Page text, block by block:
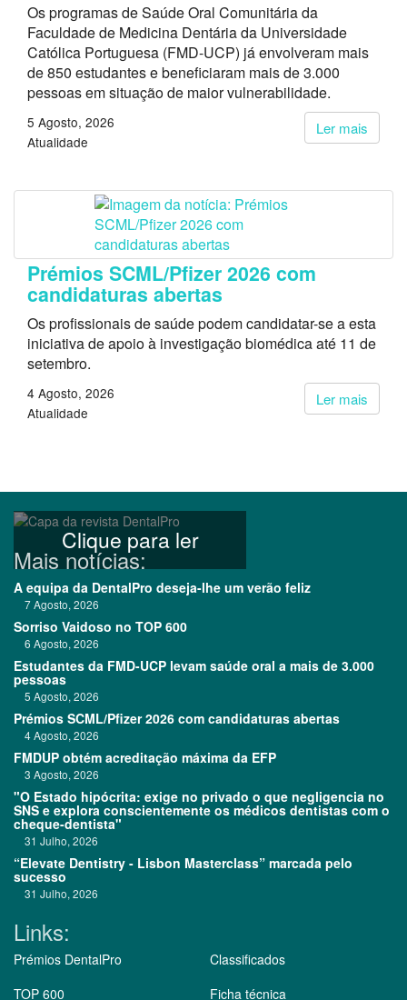
Os programas de Saúde Oral Comunitária da
Faculdade de Medicina Dentária da Universidade
Católica Portuguesa (FMD-UCP) já envolveram mais
de 850 estudantes e beneficiaram mais de 3.000
pessoas em situação de maior vulnerabilidade.
Ler mais
5 Agosto, 2026
Atualidade
Prémios SCML/Pfizer 2026 com
candidaturas abertas
Os profissionais de saúde podem candidatar-se a esta
iniciativa de apoio à investigação biomédica até 11 de
setembro.
Ler mais
4 Agosto, 2026
Atualidade
Clique para ler
Mais notícias:
A equipa da DentalPro deseja-lhe um verão feliz
7 Agosto, 2026
Sorriso Vaidoso no TOP 600
6 Agosto, 2026
Estudantes da FMD-UCP levam saúde oral a mais de 3.000
pessoas
5 Agosto, 2026
Prémios SCML/Pfizer 2026 com candidaturas abertas
4 Agosto, 2026
FMDUP obtém acreditação máxima da EFP
3 Agosto, 2026
"O Estado hipócrita: exige no privado o que negligencia no
SNS e explora conscientemente os médicos dentistas com o
cheque-dentista"
31 Julho, 2026
“Elevate Dentistry - Lisbon Masterclass” marcada pelo
sucesso
31 Julho, 2026
Links:
Prémios DentalPro
TOP 600
Classificados
Ficha técnica